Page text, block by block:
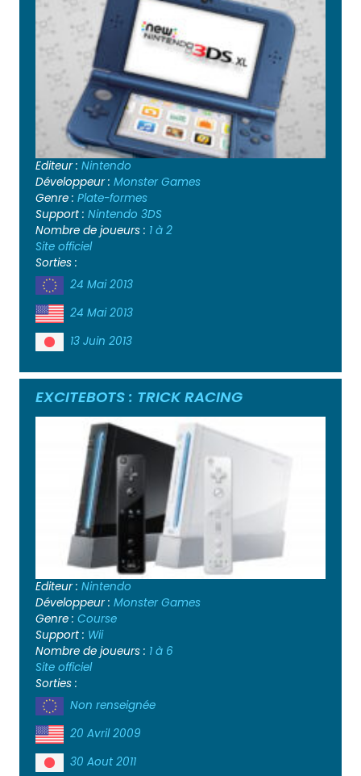
Editeur : Nintendo
Développeur : Monster Games
Genre : Plate-formes
Support : Nintendo 3DS
Nombre de joueurs : 1 à 2
Site officiel
Sorties :
24 Mai 2013
24 Mai 2013
13 Juin 2013
EXCITEBOTS : TRICK RACING
Editeur : Nintendo
Développeur : Monster Games
Genre : Course
Support : Wii
Nombre de joueurs : 1 à 6
Site officiel
Sorties :
Non renseignée
20 Avril 2009
30 Aout 2011